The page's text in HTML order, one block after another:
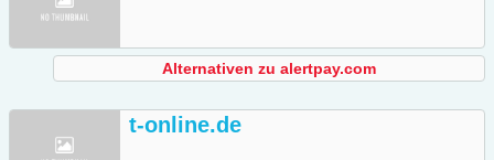
Alternativen zu alertpay.com
t-online.de